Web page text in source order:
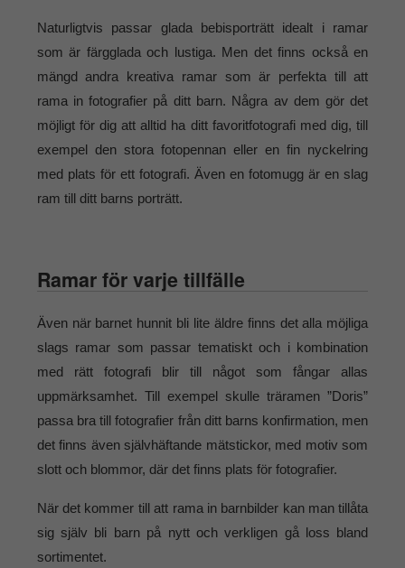
Naturligtvis passar glada bebisporträtt idealt i ramar
som är färgglada och lustiga. Men det finns också en
mängd andra kreativa ramar som är perfekta till att
rama in fotografier på ditt barn. Några av dem gör det
möjligt för dig att alltid ha ditt favoritfotografi med dig, till
exempel den stora fotopennan eller en fin nyckelring
med plats för ett fotografi. Även en fotomugg är en slag
ram till ditt barns porträtt.
Ramar för varje tillfälle
Även när barnet hunnit bli lite äldre finns det alla möjliga
slags ramar som passar tematiskt och i kombination
med rätt fotografi blir till något som fångar allas
uppmärksamhet. Till exempel skulle träramen ”Doris”
passa bra till fotografier från ditt barns konfirmation, men
det finns även självhäftande mätstickor, med motiv som
slott och blommor, där det finns plats för fotografier.
När det kommer till att rama in barnbilder kan man tillåta
sig själv bli barn på nytt och verkligen gå loss bland
sortimentet.